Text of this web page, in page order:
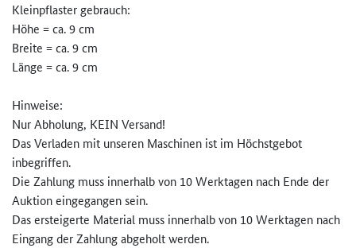
Kleinpflaster gebrauch:
Höhe = ca. 9 cm
Breite = ca. 9 cm
Länge = ca. 9 cm
Hinweise:
Nur Abholung, KEIN Versand!
Das Verladen mit unseren Maschinen ist im Höchstgebot
inbegriffen.
Die Zahlung muss innerhalb von 10 Werktagen nach Ende der
Auktion eingegangen sein.
Das ersteigerte Material muss innerhalb von 10 Werktagen nach
Eingang der Zahlung abgeholt werden.